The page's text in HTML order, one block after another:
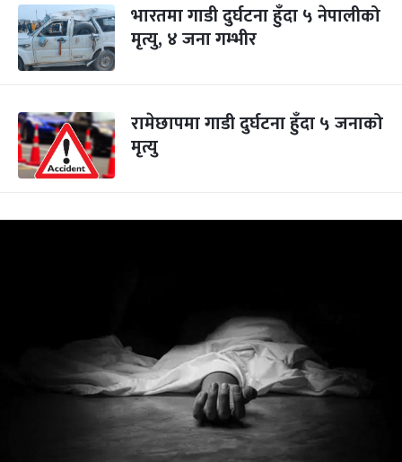
भारतमा गाडी दुर्घटना हुँदा ५ नेपालीको
मृत्यु, ४ जना गम्भीर
रामेछापमा गाडी दुर्घटना हुँदा ५ जनाको
मृत्यु